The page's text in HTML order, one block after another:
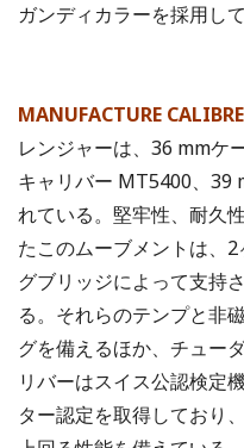
ガンディカラーを採用して
MANUFACTURE
レンジャーは、36 mmケ
キャリバー MT5400、39
れている。堅牢性、耐久
たこのムーブメントは、
グブリッジによって支持
る。それらのテンプと非
グを備えるほか、チュー
リバーはスイス公認検定
ター認定を取得しており